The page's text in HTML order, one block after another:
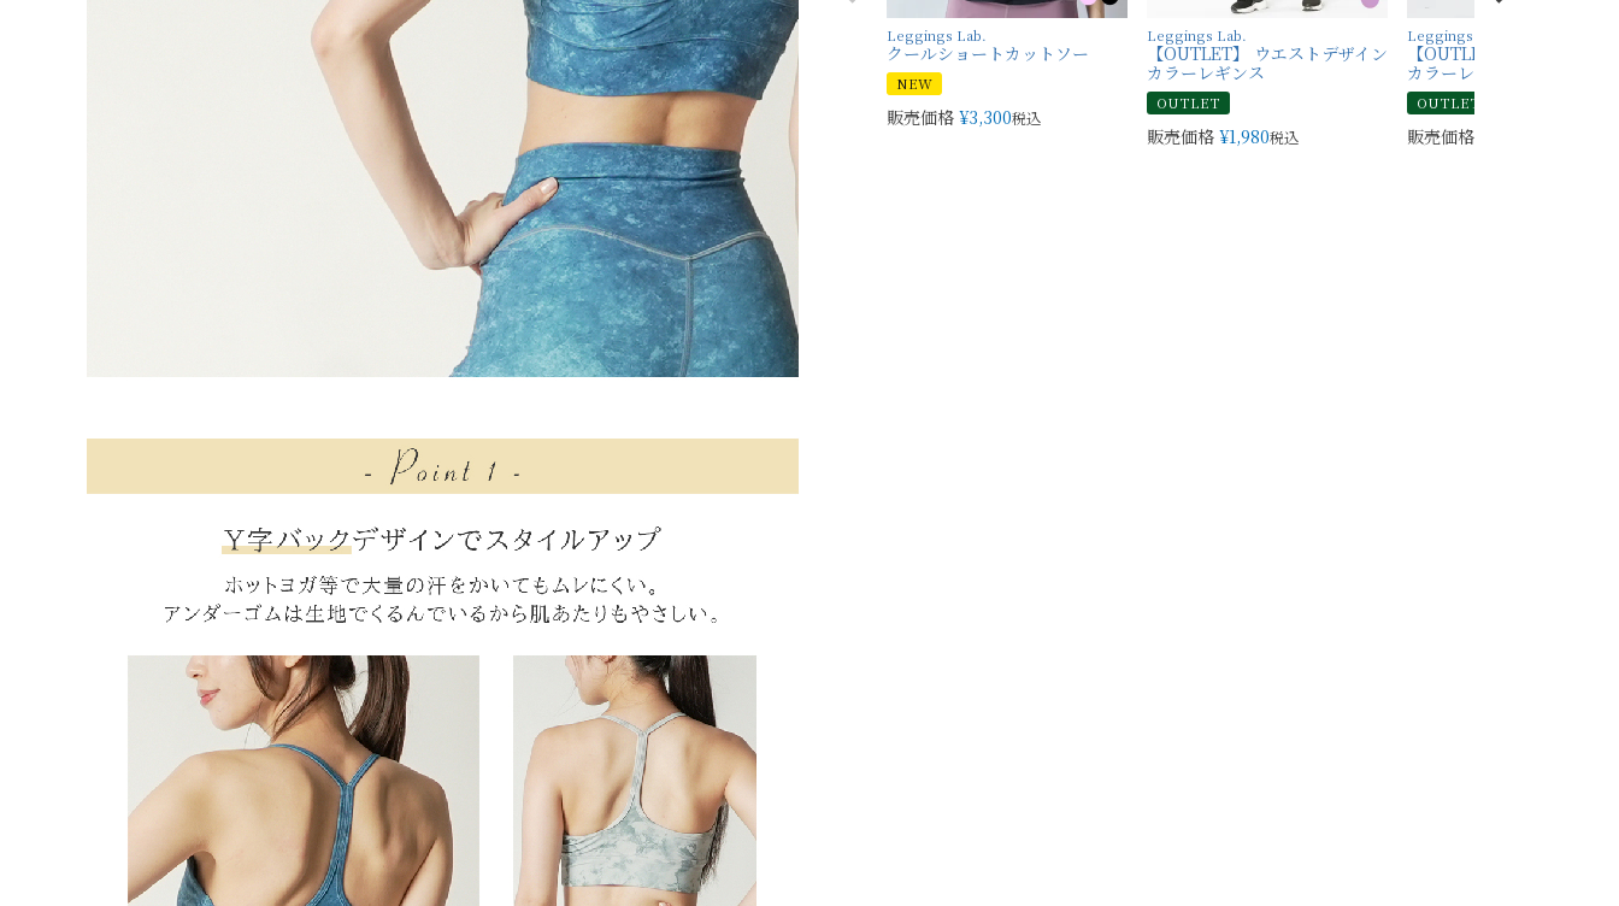
Leggings Lab.
クールショートカットソー
NEW
販売価格 ¥3,300税込
Leggings Lab.
【OUTLET】 ウエストデザイン
カラーレギンス
OUTLET
販売価格 ¥1,980税込
Leggings Lab.
【OUTLET】 バックデザイ
カラーレギンス
OUTLET
販売価格